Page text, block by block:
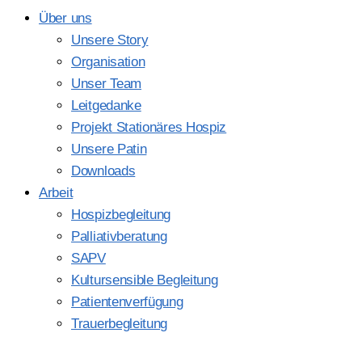
Über uns
Unsere Story
Organisation
Unser Team
Leitgedanke
Projekt Stationäres Hospiz
Unsere Patin
Downloads
Arbeit
Hospizbegleitung
Palliativberatung
SAPV
Kultursensible Begleitung
Patientenverfügung
Trauerbegleitung